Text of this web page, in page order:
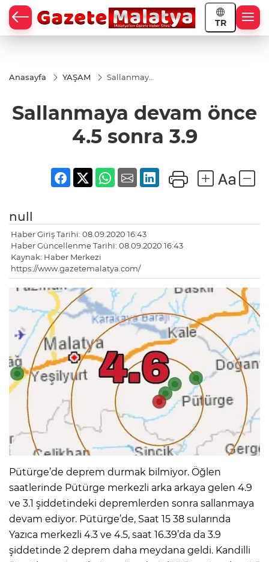
TR
Anasayfa YAŞAM
Sallanmaya
Sallanmaya devam önce
4.5 sonra 3.9
null
Haber Giriş Tarihi: 08.09.2020 16:43
Haber Güncellenme Tarihi: 08.09.2020 16:43
Kaynak: Haber Merkezi
https://www.gazetemalatya.com/
Pütürge’de deprem durmak bilmiyor. Öğlen
saatlerinde Pütürge merkezli arka arkaya gelen 4.9
ve 3.1 şiddetindeki depremlerden sonra sallanmaya
devam ediyor. Pütürge’de, Saat 15 38 sularında
Yazıca merkezli 4.3 ve 4.5, saat 16.39’da da 3.9
şiddetinde 2 deprem daha meydana geldi. Kandilli